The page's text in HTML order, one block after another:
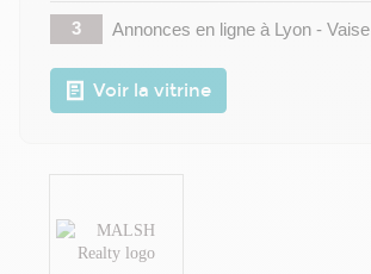
3 Annonces en ligneà Lyon - Vaise
Voir la vitrine